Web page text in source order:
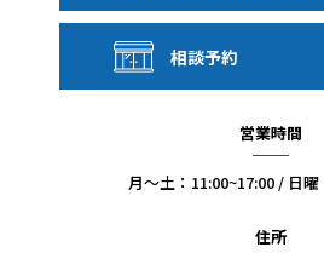
る最終日程表でお知らせいたします
●ホテルの事情により代替宿泊都
●各都市の宿泊は、現地習慣により
ブのない部屋となります。（バスタ
相談予約
営業時間
月〜土：11:00~17:00 / 日
住所